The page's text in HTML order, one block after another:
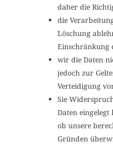
daher die
die
Löschung
Einschränkung
wir die Daten
jedoch zur
Verteidigung
Sie
Daten
ob unsere
Gründen